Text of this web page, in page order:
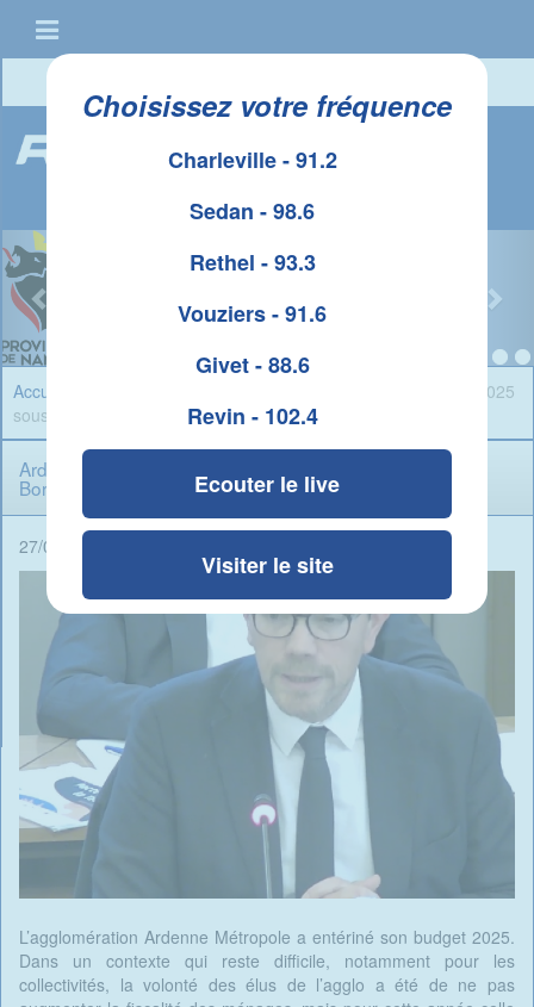
Choisissez votre fréquence
Charleville - 91.2
Sedan - 98.6
Rethel - 93.3
Vouziers - 91.6
Givet - 88.6
Revin - 102.4
Ecouter le live
Visiter le site
Accueil
» Ardenne Métropole : « Un budget 2025
sous pression » Boris Ravignon
Ardenne Métropole : « Un budget 2025 sous pression »
Boris Ravignon
27/03/2025 - 07:21 -
L’agglomération Ardenne Métropole a entériné son budget 2025.
Dans un contexte qui reste difficile, notamment pour les
collectivités, la volonté des élus de l’agglo a été de ne pas